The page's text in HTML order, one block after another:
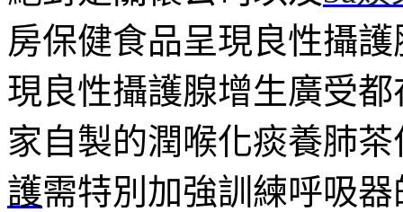
房保健食品呈現良性攝
現良性攝護腺增生廣受
家自製的潤喉化痰養肺
護需特別加強訓練呼吸